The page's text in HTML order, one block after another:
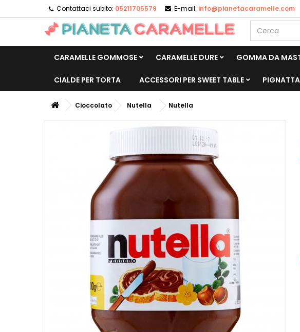
Contattaci subito: 05211705579 E-mail: info@pianetacaramelle.com
CARAMELLE GOMMOSE CARAMELLE DURE GOMMA DA
CIALDE PER TORTA ACCESSORI PER SWEET TABLE PIGNATTA
Cioccolato Nutella Nutella